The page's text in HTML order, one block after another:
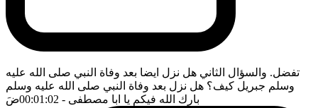
تفضل. والسؤال الثاني هل نزل ايضا بعد وفاة النبي صلى الله عليه
وسلم جبريل كيف؟ هل نزل بعد وفاة النبي صلى الله عليه وسلم
بارك الله فيكم يا ابا مصطفى - 00:01:02 ضَ